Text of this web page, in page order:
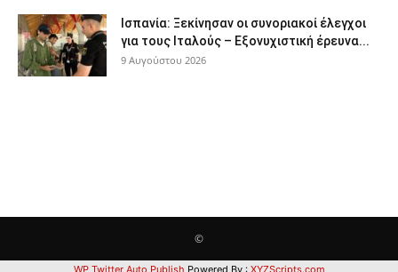
Ισπανία: Ξεκίνησαν οι συνοριακοί έλεγχοι
για τους Ιταλούς – Εξονυχιστική έρευνα...
9 Αυγούστου 2026
©
WP Twitter Auto Publish Powered By : XYZScripts.com